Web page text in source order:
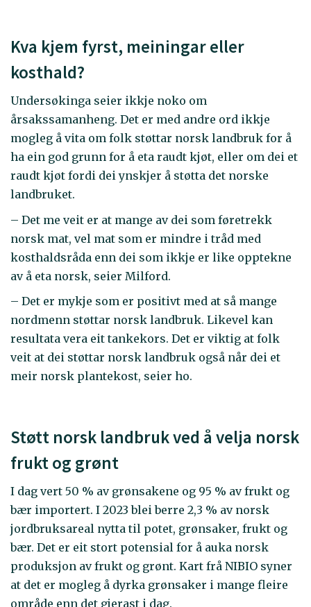
Kva kjem fyrst, meiningar eller
kosthald?
Undersøkinga seier ikkje noko om
årsakssamanheng. Det er med andre ord ikkje
mogleg å vita om folk støttar norsk landbruk for å
ha ein god grunn for å eta raudt kjøt, eller om dei et
raudt kjøt fordi dei ynskjer å støtta det norske
landbruket.
– Det me veit er at mange av dei som føretrekk
norsk mat, vel mat som er mindre i tråd med
kosthaldsråda enn dei som ikkje er like opptekne
av å eta norsk, seier Milford.
– Det er mykje som er positivt med at så mange
nordmenn støttar norsk landbruk. Likevel kan
resultata vera eit tankekors. Det er viktig at folk
veit at dei støttar norsk landbruk også når dei et
meir norsk plantekost, seier ho.
Støtt norsk landbruk ved å velja norsk
frukt og grønt
I dag vert 50 % av grønsakene og 95 % av frukt og
bær importert. I 2023 blei berre 2,3 % av norsk
jordbruksareal nytta til potet, grønsaker, frukt og
bær. Det er eit stort potensial for å auka norsk
produksjon av frukt og grønt. Kart frå NIBIO syner
at det er mogleg å dyrka grønsaker i mange fleire
område enn det gjerast i dag.